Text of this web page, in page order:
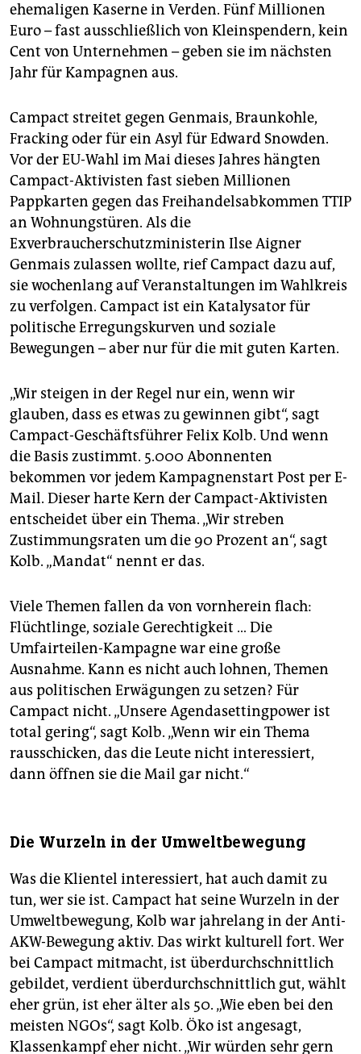
ehemaligen Kaserne in Verden. Fünf Millionen
Euro – fast ausschließlich von Kleinspendern, kein
Cent von Unternehmen – geben sie im nächsten
Jahr für Kampagnen aus.
Campact streitet gegen Genmais, Braunkohle,
Fracking oder für ein Asyl für Edward Snowden.
Vor der EU-Wahl im Mai dieses Jahres hängten
Campact-Aktivisten fast sieben Millionen
Pappkarten gegen das Freihandelsabkommen TTIP
an Wohnungstüren. Als die
Exverbraucherschutzministerin Ilse Aigner
Genmais zulassen wollte, rief Campact dazu auf,
sie wochenlang auf Veranstaltungen im Wahlkreis
zu verfolgen. Campact ist ein Katalysator für
politische Erregungskurven und soziale
Bewegungen – aber nur für die mit guten Karten.
„Wir steigen in der Regel nur ein, wenn wir
glauben, dass es etwas zu gewinnen gibt“, sagt
Campact-Geschäftsführer Felix Kolb. Und wenn
die Basis zustimmt. 5.000 Abonnenten
bekommen vor jedem Kampagnenstart Post per E-
Mail. Dieser harte Kern der Campact-Aktivisten
entscheidet über ein Thema. „Wir streben
Zustimmungsraten um die 90 Prozent an“, sagt
Kolb. „Mandat“ nennt er das.
Viele Themen fallen da von vornherein flach:
Flüchtlinge, soziale Gerechtigkeit … Die
Umfairteilen-Kampagne war eine große
Ausnahme. Kann es nicht auch lohnen, Themen
aus politischen Erwägungen zu setzen? Für
Campact nicht. „Unsere Agendasettingpower ist
total gering“, sagt Kolb. „Wenn wir ein Thema
rausschicken, das die Leute nicht interessiert,
dann öffnen sie die Mail gar nicht.“
Die Wurzeln in der Umweltbewegung
Was die Klientel interessiert, hat auch damit zu
tun, wer sie ist. Campact hat seine Wurzeln in der
Umweltbewegung, Kolb war jahrelang in der Anti-
AKW-Bewegung aktiv. Das wirkt kulturell fort. Wer
bei Campact mitmacht, ist überdurchschnittlich
gebildet, verdient überdurchschnittlich gut, wählt
eher grün, ist eher älter als 50. „Wie eben bei den
meisten NGOs“, sagt Kolb. Öko ist angesagt,
Klassenkampf eher nicht. „Wir würden sehr gern